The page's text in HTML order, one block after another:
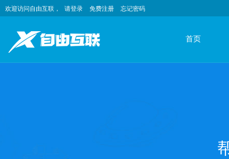
欢迎访问自由互联， 请登录 免费注册 忘记密码
首页